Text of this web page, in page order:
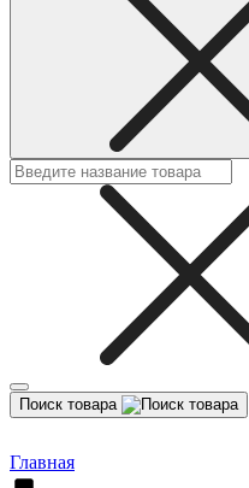
Поиск товара
Главная